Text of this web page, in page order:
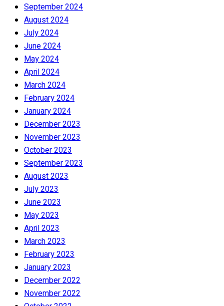
September 2024
August 2024
July 2024
June 2024
May 2024
April 2024
March 2024
February 2024
January 2024
December 2023
November 2023
October 2023
September 2023
August 2023
July 2023
June 2023
May 2023
April 2023
March 2023
February 2023
January 2023
December 2022
November 2022